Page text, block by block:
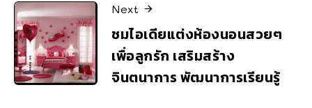
Next
ชมไอเดียแต่งห้องนอนสวยๆ
เพื่อลูกรัก เสริมสร้าง
จินตนาการ พัฒนาการเรียนรู้